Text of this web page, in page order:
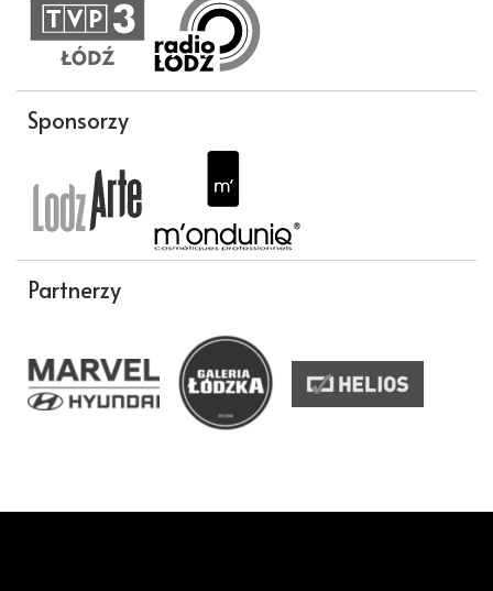
Sponsorzy
Partnerzy